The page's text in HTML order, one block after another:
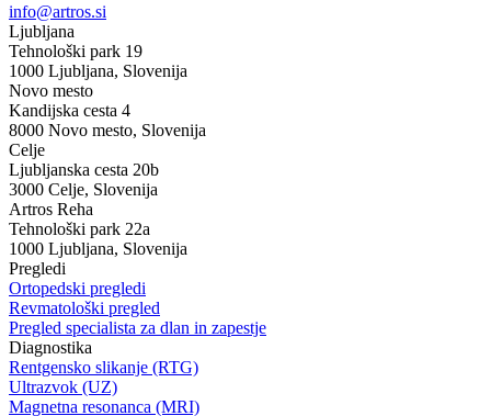
info@artros.si
Ljubljana
Tehnološki park 19
1000 Ljubljana, Slovenija
Novo mesto
Kandijska cesta 4
8000 Novo mesto, Slovenija
Celje
Ljubljanska cesta 20b
3000 Celje, Slovenija
Artros Reha
Tehnološki park 22a
1000 Ljubljana, Slovenija
Pregledi
Ortopedski pregledi
Revmatološki pregled
Pregled specialista za dlan in zapestje
Diagnostika
Rentgensko slikanje (RTG)
Ultrazvok (UZ)
Magnetna resonanca (MRI)